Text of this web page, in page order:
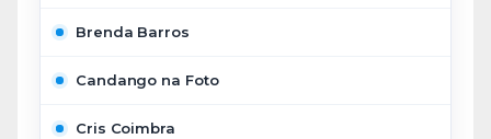
Brenda Barros
Candango na Foto
Cris Coimbra